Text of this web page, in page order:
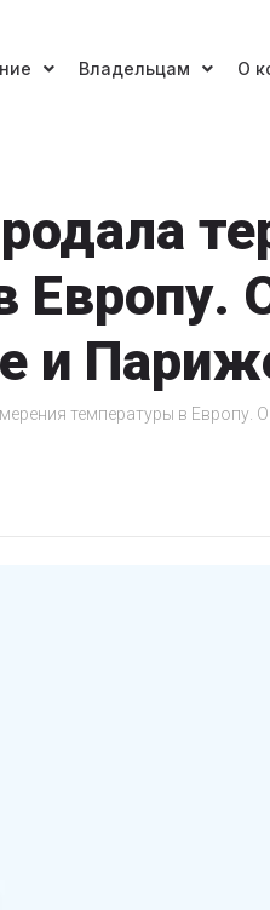
Владельцам О
и
температуры в Европу.